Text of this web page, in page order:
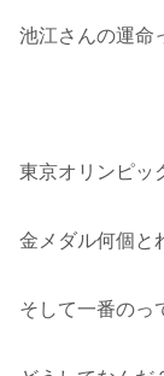
池江さんの運
東京オリンピッ
金メダル何個と
そして一番のっ